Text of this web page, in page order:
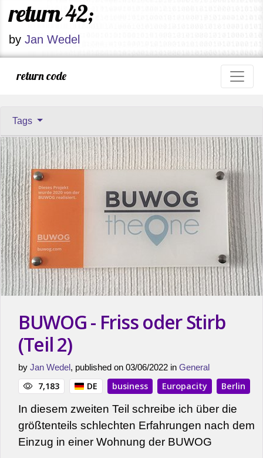
return 42;
by Jan Wedel
return code
Tags
BUWOG - Friss oder Stirb
(Teil 2)
by Jan Wedel, published on 03/06/2022 in General
7,183 DE business Europacity Berlin
In diesem zweiten Teil schreibe ich über die
größtenteils schlechten Erfahrungen nach dem
Einzug in einer Wohnung der BUWOG